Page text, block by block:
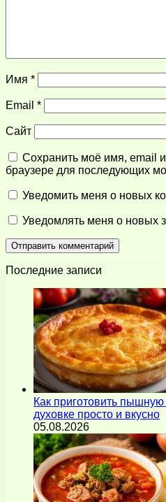
Имя *
Email *
Сайт
Сохранить моё имя, email
браузере для последующих
Уведомить меня о новых
Уведомлять меня о новых
Последние записи
Как приготовить
духовке просто и вкусно
05.08.2026